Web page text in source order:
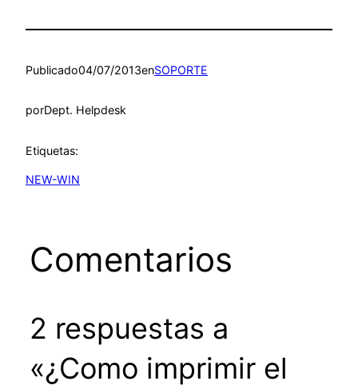
Publicado04/07/2013enSOPORTE
porDept. Helpdesk
Etiquetas:
NEW-WIN
Comentarios
2 respuestas a
«¿Como imprimir el